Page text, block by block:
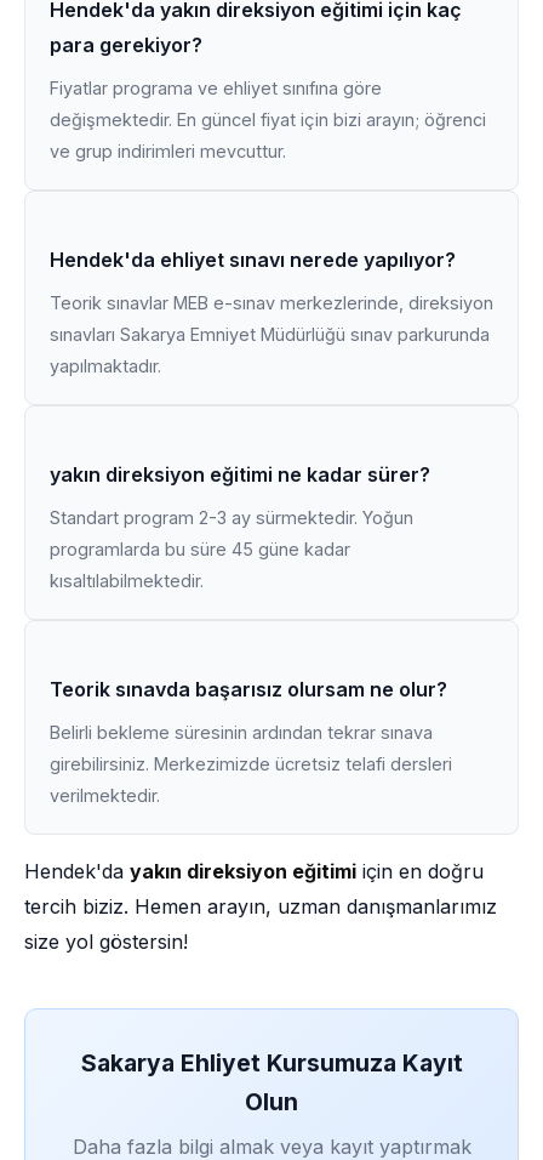
Hendek'da yakın direksiyon eğitimi için kaç
para gerekiyor?
Fiyatlar programa ve ehliyet sınıfına göre
değişmektedir. En güncel fiyat için bizi arayın; öğrenci
ve grup indirimleri mevcuttur.
Hendek'da ehliyet sınavı nerede yapılıyor?
Teorik sınavlar MEB e-sınav merkezlerinde, direksiyon
sınavları Sakarya Emniyet Müdürlüğü sınav parkurunda
yapılmaktadır.
yakın direksiyon eğitimi ne kadar sürer?
Standart program 2-3 ay sürmektedir. Yoğun
programlarda bu süre 45 güne kadar
kısaltılabilmektedir.
Teorik sınavda başarısız olursam ne olur?
Belirli bekleme süresinin ardından tekrar sınava
girebilirsiniz. Merkezimizde ücretsiz telafi dersleri
verilmektedir.
Hendek'da yakın direksiyon eğitimi için en doğru
tercih biziz. Hemen arayın, uzman danışmanlarımız
size yol göstersin!
Sakarya Ehliyet Kursumuza Kayıt
Olun
Daha fazla bilgi almak veya kayıt yaptırmak